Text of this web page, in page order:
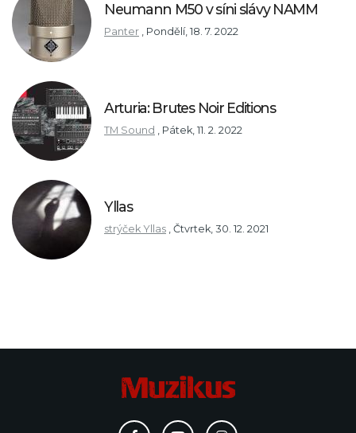
Neumann M50 v síni slávy NAMM
Panter Pondělí, 18. 7. 2022
Arturia: Brutes Noir Editions
TM Sound Pátek, 11. 2. 2022
Yllas
strýček Yllas Čtvrtek, 30. 12. 2021